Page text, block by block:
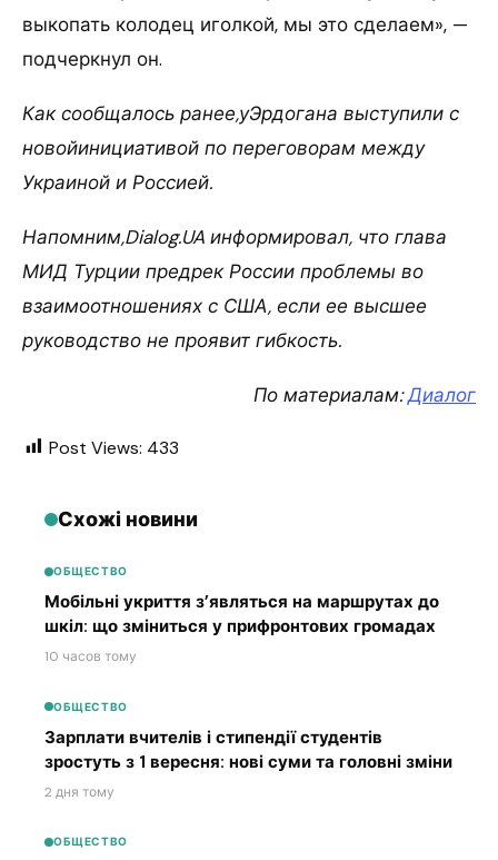
выкопать колодец иголкой, мы это сделаем», —
подчеркнул он.
Как сообщалось ранее,уЭрдогана выступили с
новойинициативой по переговорам между
Украиной и Россией.
Напомним,Dialog.UA информировал, что глава
МИД Турции предрек России проблемы во
взаимоотношениях с США, если ее высшее
руководство не проявит гибкость.
По материалам:Диалог
Post Views: 433
Схожі новини
ОБЩЕСТВО
Мобільні укриття з’являться на маршрутах до
шкіл: що зміниться у прифронтових громадах
10 часов тому
ОБЩЕСТВО
Зарплати вчителів і стипендії студентів
зростуть з 1 вересня: нові суми та головні зміни
2 дня тому
ОБЩЕСТВО